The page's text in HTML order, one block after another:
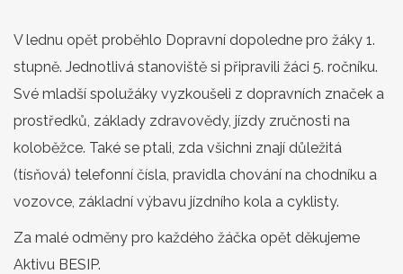
V lednu opět proběhlo Dopravní dopoledne pro žáky 1.
stupně. Jednotlivá stanoviště si připravili žáci 5. ročníku.
Své mladší spolužáky vyzkoušeli z dopravních značek a
prostředků, základy zdravovědy, jízdy zručnosti na
koloběžce. Také se ptali, zda všichni znají důležitá
(tísňová) telefonní čísla, pravidla chování na chodníku a
vozovce, základní výbavu jízdního kola a cyklisty.
Za malé odměny pro každého žáčka opět děkujeme
Aktivu BESIP.